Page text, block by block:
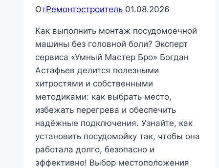
ОтРемонтостроитель 01.08.2026
Как выполнить монтаж посудомоечной
машины без головной боли? Эксперт
сервиса «Умный Мастер Бро» Богдан
Астафьев делится полезными
хитростями и собственными
методиками: как выбрать место,
избежать перегрева и обеспечить
надёжные подключения. Узнайте, как
установить посудомойку так, чтобы она
работала долго, безопасно и
эффективно! Выбор местоположения